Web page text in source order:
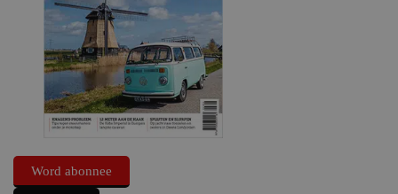
Word abonnee